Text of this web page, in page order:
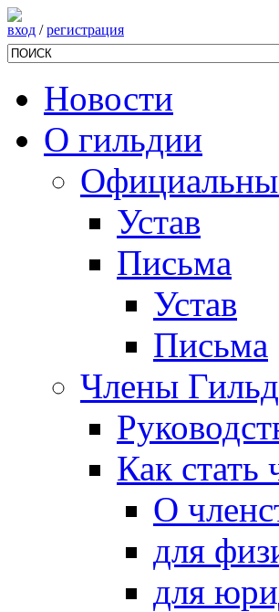
вход /регистрация
Новости
О гильдии
Устав
Письма
Устав
Письма
Члены
Как стать
О
для
для